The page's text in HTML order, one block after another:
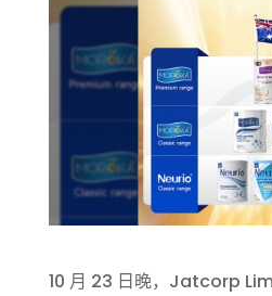
10 月 23 日晚，Jatcorp